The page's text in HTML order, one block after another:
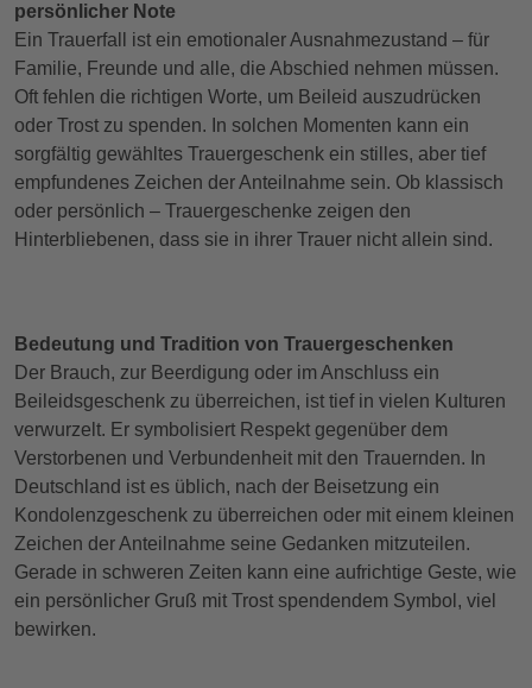
persönlicher Note
Ein Trauerfall ist ein emotionaler Ausnahmezustand – für
Familie, Freunde und alle, die Abschied nehmen müssen.
Oft fehlen die richtigen Worte, um Beileid auszudrücken
oder Trost zu spenden. In solchen Momenten kann ein
sorgfältig gewähltes Trauergeschenk ein stilles, aber tief
empfundenes Zeichen der Anteilnahme sein. Ob klassisch
oder persönlich – Trauergeschenke zeigen den
Hinterbliebenen, dass sie in ihrer Trauer nicht allein sind.
Bedeutung und Tradition von Trauergeschenken
Der Brauch, zur Beerdigung oder im Anschluss ein
Beileidsgeschenk zu überreichen, ist tief in vielen Kulturen
verwurzelt. Er symbolisiert Respekt gegenüber dem
Verstorbenen und Verbundenheit mit den Trauernden. In
Deutschland ist es üblich, nach der Beisetzung ein
Kondolenzgeschenk zu überreichen oder mit einem kleinen
Zeichen der Anteilnahme seine Gedanken mitzuteilen.
Gerade in schweren Zeiten kann eine aufrichtige Geste, wie
ein persönlicher Gruß mit Trost spendendem Symbol, viel
bewirken.